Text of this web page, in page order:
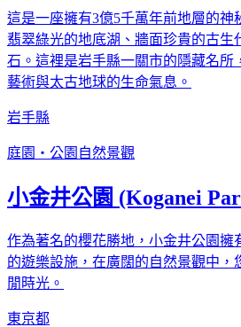
這是一座擁有3億5千萬年前地層的神
翡翠綠光的地底湖、牆面珍貴的古生
石。這裡是岩手縣一關市的隱藏名所
藝術與太古地球的生命氣息。
岩手縣
庭園・公園 自然景觀
小金井公園 (Koganei
作為著名的櫻花勝地，小金井公園擁
的遊樂設施，在廣闊的自然景觀中，
閒時光。
東京都